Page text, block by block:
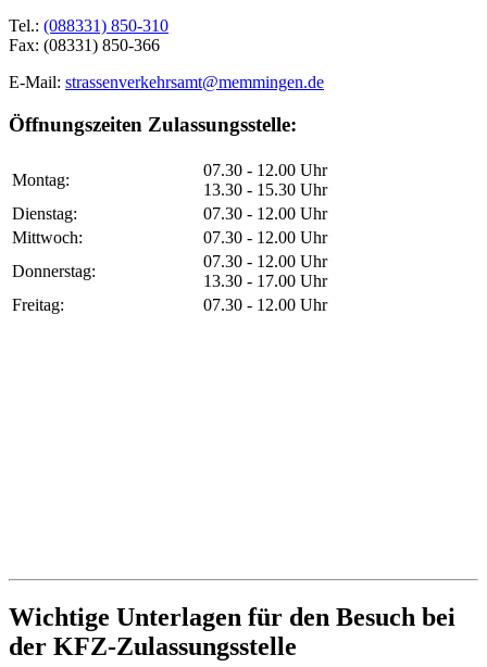
Tel.: (088331) 850-310
Fax: (08331) 850-366
E-Mail: strassenverkehrsamt@­memmingen.de
Öffnungszeiten Zulassungsstelle:
Montag:
07.30 - 12.00 Uhr
13.30 - 15.30 Uhr
Dienstag:
07.30 - 12.00 Uhr
Mittwoch:
07.30 - 12.00 Uhr
Donnerstag:
07.30 - 12.00 Uhr
13.30 - 17.00 Uhr
Freitag:
07.30 - 12.00 Uhr
Wichtige Unterlagen für den Besuch bei
der KFZ-Zulassungsstelle